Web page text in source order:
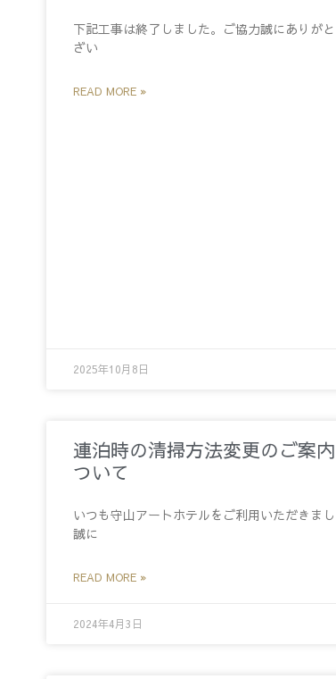
下記工事は終了しました。ご協力誠にありが
ざい
READ MORE »
2025年10月8日
連泊時の清掃方法変更のご案
ついて
いつも守山アートホテルをご利用いただきまし
誠に
READ MORE »
2024年4月3日